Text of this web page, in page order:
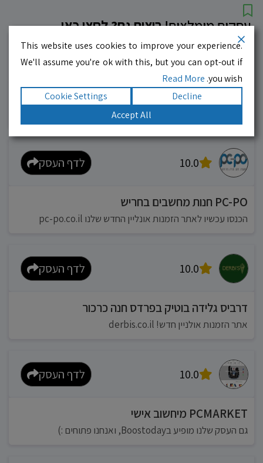
עסקים מומלצים!רוצים גם? לחצו כאן
10.0 לדף העסק
מוניות רחובות בילו
אפשר להזמין מונית בכל רגע 24/6
10.0 לדף העסק
PC-PO חנות מחשבים בחריש
הכנסו עכשיו לאתר הזמנות אונליין החדש שלנו pc-po.co.il
10.0 לדף העסק
דרביס גלידה בוטיק בפרדס חנה כרכור
אתר הזמנות אולניין חדש! derbis.co.il
10.0 לדף העסק
PCMARKET מיחשוב אישי
גם העסק שלנו מופיע בBoostoday, ואנחנו פתוחים :)
This website uses cookies to improve your experience.
We'll assume you're ok with this, but you can opt-out if
you wish.
Read More
Decline
Cookie Settings
Accept All